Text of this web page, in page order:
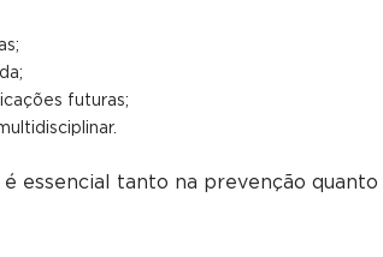
futuras;
essencial tanto na prevenção quanto